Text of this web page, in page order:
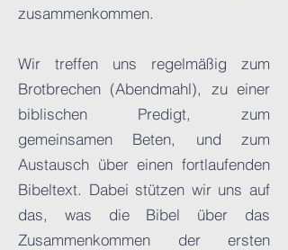
zusammenkommen.
Wir treffen uns regelmäßig zum
Brotbrechen (Abendmahl), zu einer
biblischen Predigt, zum
gemeinsamen Beten, und zum
Austausch über einen fortlaufenden
Bibeltext. Dabei stützen wir uns auf
das, was die Bibel über das
Zusammenkommen der ersten